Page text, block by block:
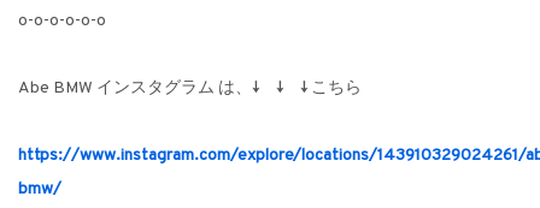
o-o-o-o-o-o
Abe BMW インスタグラム は、↓ ↓ ↓ こちら
https://www.instagram.com/explore/locations/143910329024261/
bmw/